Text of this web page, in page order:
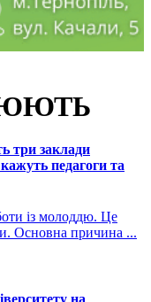
три заклади
педагоги та
із молоддю. Це
Основна причина ...
на